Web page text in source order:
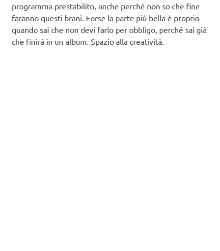
programma prestabilito, anche perché non so che fine
faranno questi brani. Forse la parte più bella è proprio
quando sai che non devi farlo per obbligo, perché sai già
che finirà in un album. Spazio alla creatività.